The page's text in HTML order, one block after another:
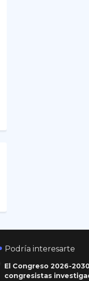
Podría interesarte
El Congreso 2026-
congresistas